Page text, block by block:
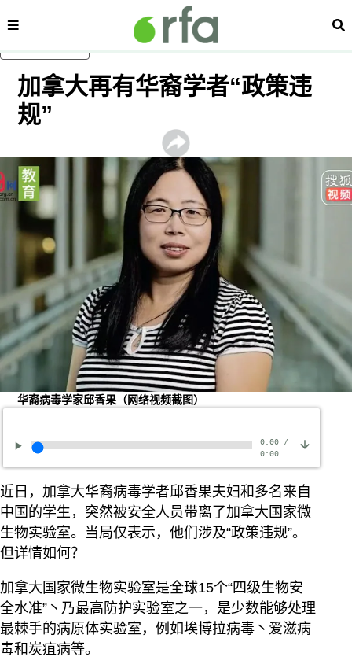
内容分类 搜
加拿大再有华裔学者“政策违
规”
华裔病毒学家邱香果（网络视频截图）
0:00/
0:00
近日，加拿大华裔病毒学者邱香果夫妇和多名来自
中国的学生，突然被安全人员带离了加拿大国家微
生物实验室。当局仅表示，他们涉及“政策违规”。
但详情如何？
加拿大国家微生物实验室是全球15个“四级生物安
全水准”丶乃最高防护实验室之一，是少数能够处理
最棘手的病原体实验室，例如埃博拉病毒丶爱滋病
毒和炭疽病等。